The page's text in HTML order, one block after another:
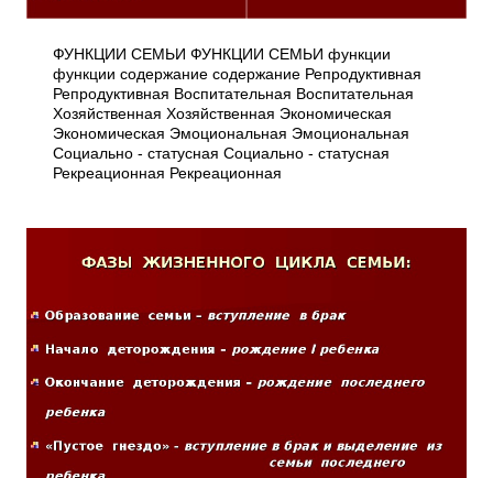
ФУНКЦИИ СЕМЬИ ФУНКЦИИ СЕМЬИ функции
функции содержание содержание Репродуктивная
Репродуктивная Воспитательная Воспитательная
Хозяйственная Хозяйственная Экономическая
Экономическая Эмоциональная Эмоциональная
Социально - статусная Социально - статусная
Рекреационная Рекреационная